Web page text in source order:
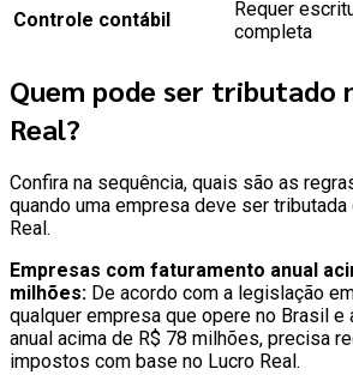
Controle contábil
Requer
completa
Quem pode ser tributado
Real?
Confira na sequência, quais são as
quando uma empresa deve ser
Real.
Empresas com faturamento anual
milhões: De acordo com a legislação
qualquer empresa que opere no Brasil e
anual acima de R$ 78 milhões, precisa
impostos com base no Lucro Real.